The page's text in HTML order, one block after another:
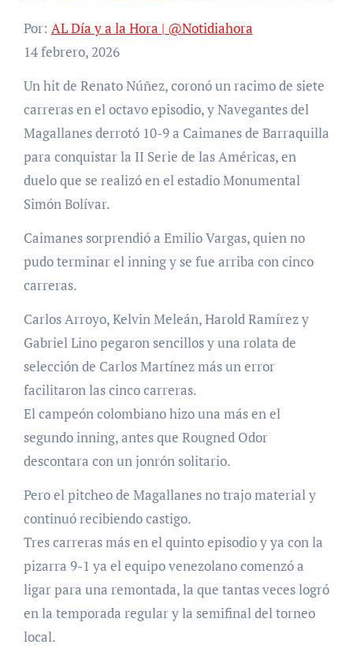
Por: AL Día y a la Hora | @Notidiahora
14 febrero, 2026
Un hit de Renato Núñez, coronó un racimo de siete
carreras en el octavo episodio, y Navegantes del
Magallanes derrotó 10-9 a Caimanes de Barraquilla
para conquistar la II Serie de las Américas, en
duelo que se realizó en el estadio Monumental
Simón Bolívar.
Caimanes sorprendió a Emilio Vargas, quien no
pudo terminar el inning y se fue arriba con cinco
carreras.
Carlos Arroyo, Kelvin Meleán, Harold Ramírez y
Gabriel Lino pegaron sencillos y una rolata de
selección de Carlos Martínez más un error
facilitaron las cinco carreras.
El campeón colombiano hizo una más en el
segundo inning, antes que Rougned Odor
descontara con un jonrón solitario.
Pero el pitcheo de Magallanes no trajo material y
continuó recibiendo castigo.
Tres carreras más en el quinto episodio y ya con la
pizarra 9-1 ya el equipo venezolano comenzó a
ligar para una remontada, la que tantas veces logró
en la temporada regular y la semifinal del torneo
local.